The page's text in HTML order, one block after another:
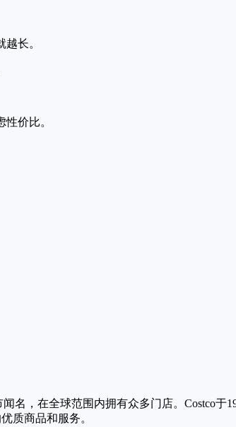
长。
价比。
名，在全球范围内拥有众多门店。Costco
质商品和服务。